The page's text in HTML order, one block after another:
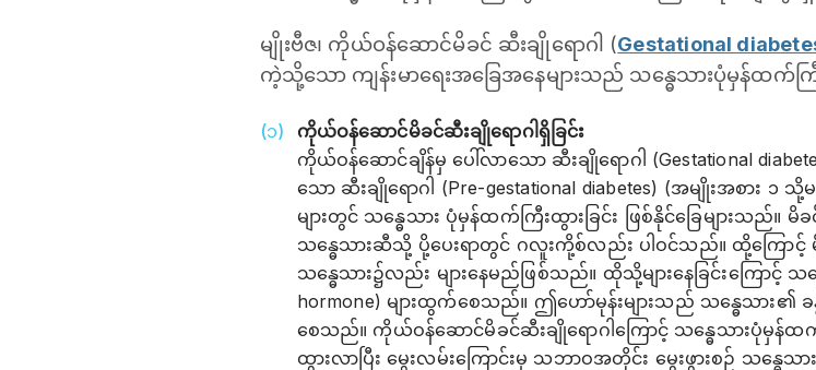
မျိုးဗီဇ၊ ကိုယ်ဝန်ဆောင်မိခင် ဆီးချိုရောဂါ (Gestational
ကဲ့သို့သော ကျန်းမာရေးအခြေအနေများသည် သန္ဓေသားပုံမှန်ထက်က
ကိုယ်ဝန်ဆောင်မိခင်ဆီးချိုရောဂါရှိခြင်း
ကိုယ်ဝန်ဆောင်ချိန်မှ ပေါ်လာသော ဆီးချိုရောဂါ (Gestational
သော ဆီးချိုရောဂါ (Pre-gestational diabetes) (အမျိုးအစား
များတွင် သန္ဓေသား ပုံမှန်ထက်ကြီးထွားခြင်း ဖြစ်နိုင်ခြေများသည်
သန္ဓေသားဆီသို့ ပို့ပေးရာတွင် ဂလူးကို့စ်လည်း ပါဝင်သည်။ ထို့ကြောင့်
သန္ဓေသား၌လည်း များနေမည်ဖြစ်သည်။ ထိုသို့များနေခြင်းကြောင့်
hormone) များထွက်စေသည်။ ဤဟော်မုန်းများသည် သန္ဓေသား၏
စေသည်။ ကိုယ်ဝန်ဆောင်မိခင်ဆီးချိုရောဂါကြောင့် သန္ဓေသားပုံမှ
ထွားလာပြီး မွေးလမ်းကြောင်းမှ သဘာဝအတိုင်း မွေးဖွားစဉ် သ